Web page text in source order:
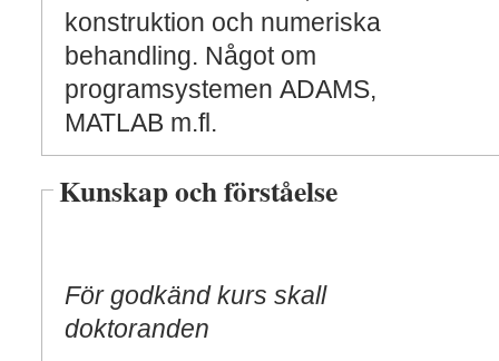
konstruktion och numeriska
behandling. Något om
programsystemen ADAMS,
MATLAB m.fl.
Kunskap och förståelse
För godkänd kurs skall
doktoranden